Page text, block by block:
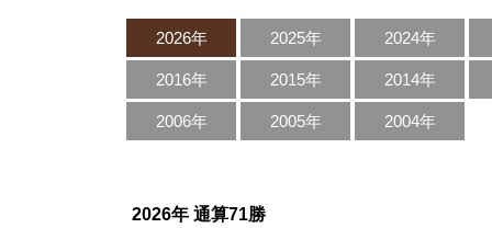
2026年 2025年 2024年
2016年 2015年 2014年
2006年 2005年 2004年
2026年 通算71勝